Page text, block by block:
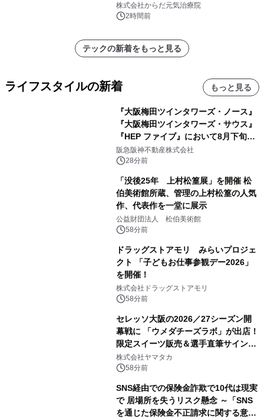
株式会社からだ元気治療院
2時間前
テックの新着をもっと見る
ライフスタイルの新着 もっと見る
『大阪梅田ツインタワーズ・ノース』
『大阪梅田ツインタワーズ・サウス』
『HEP ファイブ』において8月下旬か
ら 「オフサイト型コーポレートPPA」
による 再生可能エネルギー電力の使用
阪急阪神不動産株式会社
28分前
「没後25年 上村松篁展」を開催 松
伯美術館所蔵、管理の上村松篁の人気
作、代表作を一堂に展示
公益財団法人 松伯美術館
58分前
ドラッグストアモリ みらいプロジェ
クト 「子どもお仕事参観デー2026」
を開催！
株式会社ドラッグストアモリ
58分前
セレッソ大阪の2026／27シーズン開
幕戦に 「ウメダチーズラボ」が出店！
限定スイーツ販売＆選手直筆サイング
ッズが当たる抽選会を 8月8日に開催
株式会社ヤマタカ
58分前
SNS経由での保険金詐欺で10代は現実
で 居場所を失うリスク懸念 ～「SNS
を通じた保険金不正請求に関する意識